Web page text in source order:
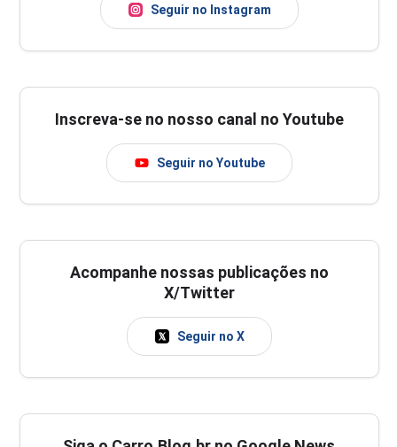
Seguir no Instagram
Inscreva-se no nosso canal no Youtube
Seguir no Youtube
Acompanhe nossas publicações no
X/Twitter
Seguir no X